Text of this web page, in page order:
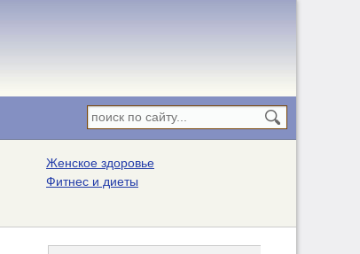
Женское здоровье
Фитнес и диеты